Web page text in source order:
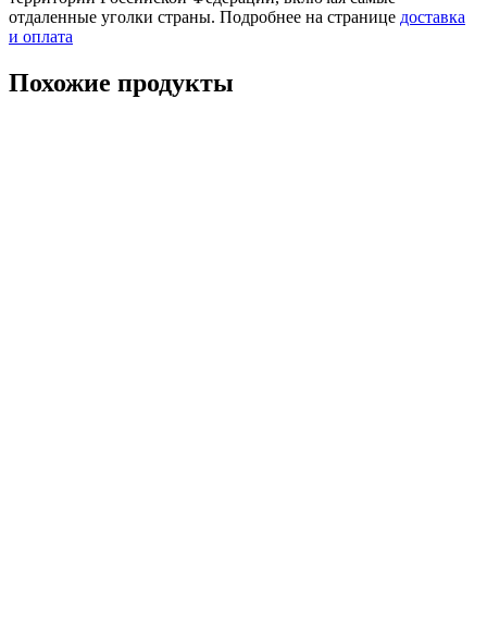
отдаленные уголки страны. Подробнее на странице доставка
и оплата
Похожие продукты